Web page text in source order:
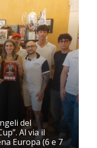
del
Al via il
Europa (6 e 7